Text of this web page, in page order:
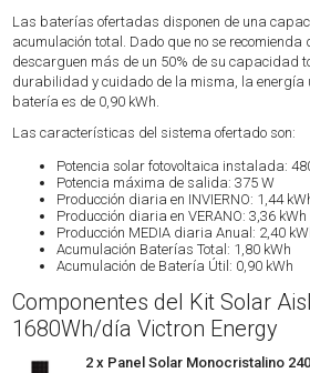
Las baterías ofertadas disponen de una
acumulación total. Dado que no se
descarguen más de un 50% de su capacidad
durabilidad y cuidado de la misma, la energía
batería es de 0,90 kWh.
Las características del sistema ofertado son:
Potencia solar fotovoltaica instalada:
Potencia máxima de salida: 375 W
Producción diaria en INVIERNO: 1,44
Producción diaria en VERANO: 3,36 kWh
Producción MEDIA diaria Anual: 2,40
Acumulación Baterías Total: 1,80 kWh
Acumulación de Batería Útil: 0,90 kWh
Componentes del Kit Solar
1680Wh/día Victron Energy
2 x Panel Solar Monocristalino